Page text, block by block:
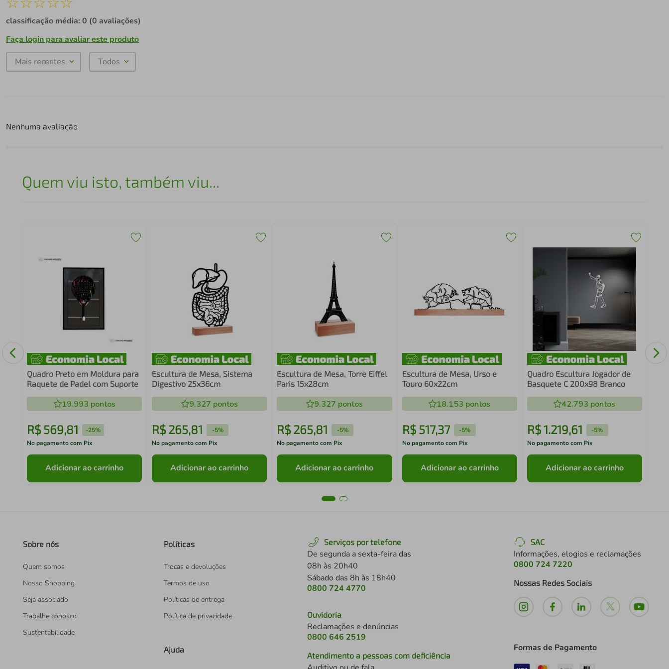
classificação média: 0 (0 avaliações)
Faça login para avaliar este produto
Mais recentes Todos
Nenhuma avaliação
Quem viu isto, também viu...
Quadro Preto em Moldura para
Raquete de Padel com Suporte
19.993 pontos
R$ 569,81 -25%
No pagamento com Pix
Adicionar ao carrinho
Escultura de Mesa, Sistema
Digestivo 25x36cm
9.327 pontos
R$ 265,81 -5%
No pagamento com Pix
Adicionar ao carrinho
Escultura de Mesa, Torre Eiffel
Paris 15x28cm
9.327 pontos
R$265,81 -5%
No pagamento com Pix
Adicionar ao carrinho
Escultura de Mesa, Urso e
Touro 60x22cm
18.153 pontos
R$ 517,37 -5%
No pagamento com Pix
Adicionar ao carrinho
Quadro Escultura Jogador de
Basquete C 200x98 Branco
42.793 pontos
R$1.219,61 -5%
No pagamento com Pix
Adicionar ao carrinho
Sobre nós
Quem somos
Nosso Shopping
Seja associado
Trabalhe conosco
Sustentabilidade
Políticas
Trocas e devoluções
Termos de uso
Políticas de entrega
Política de privacidade
Ajuda
Serviços por telefone
De segunda a sexta-feira das
08h às 20h40
Sábado das 8h às 18h40
0800 724 4770
Ouvidoria
Reclamações e denúncias
0800 646 2519
Atendimento a pessoas com deficiência
SAC
Informações, elogios e reclamações
0800 724 7220
Nossas Redes Sociais
Formas de Pagamento